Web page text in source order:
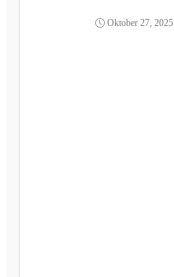
Oktober 27, 2025